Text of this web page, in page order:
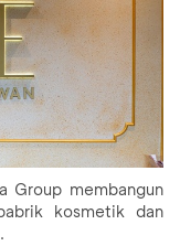
Group membangun
kosmetik dan